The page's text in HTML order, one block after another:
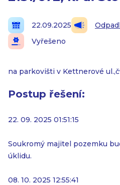
22.09.2025
Vyřešeno
na parkovišti v Kettnerové
Postup řešení:
22. 09. 2025 01:51:15
Soukromý majitel pozemku
úklidu.
08. 10. 2025 12:55:41